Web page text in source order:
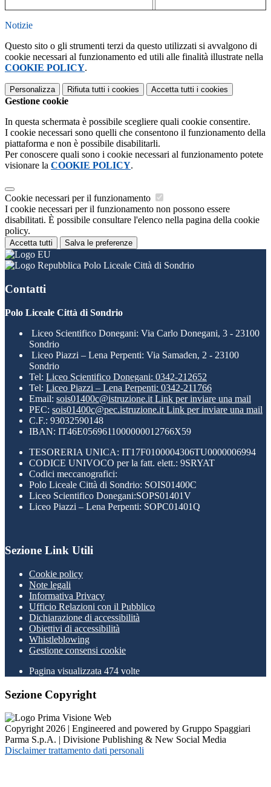
Notizie
Questo sito o gli strumenti terzi da questo utilizzati si avvalgono di
cookie necessari al funzionamento ed utili alle finalità illustrate nella
COOKIE POLICY.
Personalizza Rifiuta tutti i cookies Accetta tutti i cookies
Gestione cookie
In questa schermata è possibile scegliere quali cookie consentire.
I cookie necessari sono quelli che consentono il funzionamento della
piattaforma e non è possibile disabilitarli.
Per conoscere quali sono i cookie necessari al funzionamento potete
visionare la COOKIE POLICY.
Cookie necessari per il funzionamento
I cookie necessari per il funzionamento non possono essere
disabilitati. È possibile consultare l'elenco nella pagina della cookie
policy.
Accetta tutti Salva le preferenze
Polo Liceale Città di Sondrio
Contatti
Polo Liceale Città di Sondrio
Liceo Scientifico Donegani: Via Carlo Donegani, 3 - 23100
Sondrio
Liceo Piazzi – Lena Perpenti: Via Samaden, 2 - 23100
Sondrio
Tel: Liceo Scientifico Donegani: 0342-212652
Tel: Liceo Piazzi – Lena Perpenti: 0342-211766
Email: sois01400c@istruzione.it Link per inviare una mail
PEC: sois01400c@pec.istruzione.it Link per inviare una mail
C.F.: 93032590148
IBAN: IT46E0569611000000012766X59
TESORERIA UNICA: IT17F0100004306TU0000006994
CODICE UNIVOCO per la fatt. elett.: 9SRYAT
Codici meccanografici:
Polo Liceale Città di Sondrio: SOIS01400C
Liceo Scientifico Donegani:SOPS01401V
Liceo Piazzi – Lena Perpenti: SOPC01401Q
Sezione Link Utili
Cookie policy
Note legali
Informativa Privacy
Ufficio Relazioni con il Pubblico
Dichiarazione di accessibilità
Obiettivi di accessibilità
Whistleblowing
Gestione consensi cookie
Pagina visualizzata 474 volte
Sezione Copyright
Copyright 2026 | Engineered and powered by Gruppo Spaggiari
Parma S.p.A. | Divisione Publishing & New Social Media
Disclaimer trattamento dati personali